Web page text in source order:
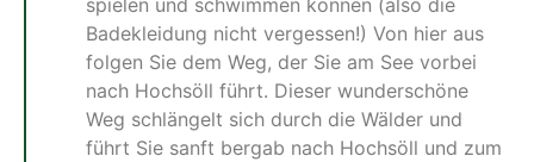
spielen und schwimmen können (also die
Badekleidung nicht vergessen!) Von hier aus
folgen Sie dem Weg, der Sie am See vorbei
nach Hochsöll führt. Dieser wunderschöne
Weg schlängelt sich durch die Wälder und
führt Sie sanft bergab nach Hochsöll und zum